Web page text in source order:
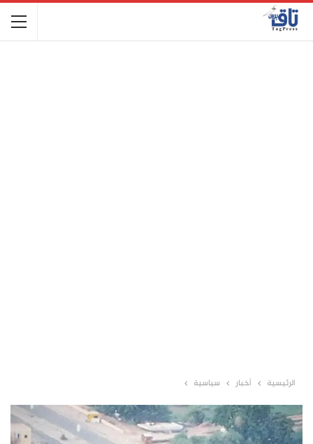
الرئيسية أخبار سياسية